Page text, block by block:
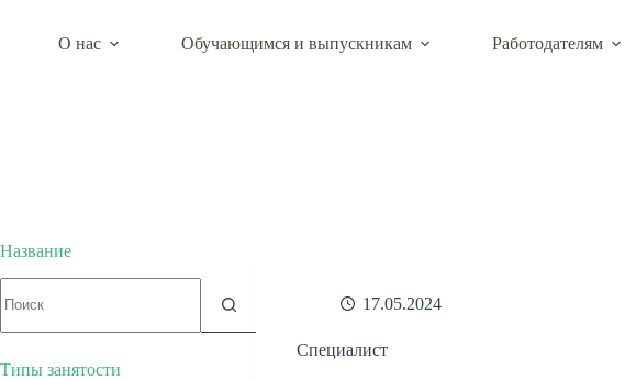
Центр карьеры департамента образовательной
О нас Обучающимся и выпускникам Работодателям
17.05.2024
Специалист
Название
не
Типы занятости